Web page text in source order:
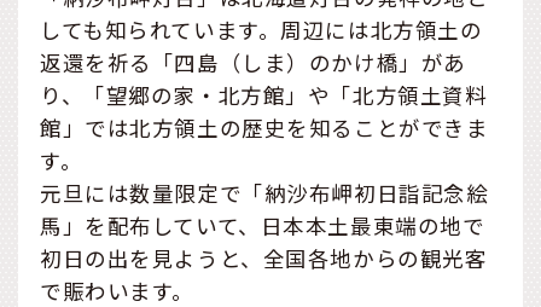
しても知られています。周辺には北方領土の
返還を祈る「四島（しま）のかけ橋」があ
り、「望郷の家・北方館」や「北方領土資料
館」では北方領土の歴史を知ることができま
す。
元旦には数量限定で「納沙布岬初日詣記念絵
馬」を配布していて、日本本土最東端の地で
初日の出を見ようと、全国各地からの観光客
で賑わいます。